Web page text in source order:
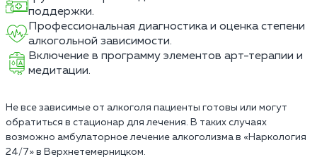
поддержки.
Профессиональная диагностика и оценка степени
алкогольной зависимости.
Включение в программу элементов арт-терапии и
медитации.
Не все зависимые от алкоголя пациенты готовы или могут
обратиться в стационар для лечения. В таких случаях
возможно амбулаторное лечение алкоголизма в «Наркология
24/7» в Верхнетемерницком.